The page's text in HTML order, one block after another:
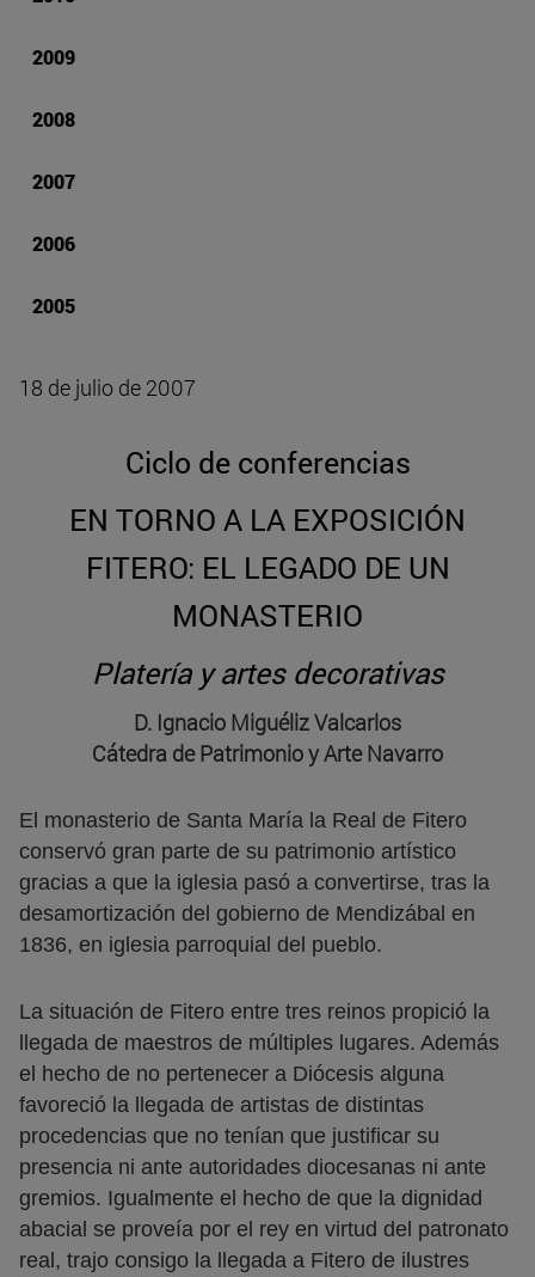
2009
2008
2007
2006
2005
18 de julio de 2007
Ciclo de conferencias
EN TORNO A LA EXPOSICIÓN
FITERO: EL LEGADO DE UN
MONASTERIO
Platería y artes decorativas
D. Ignacio Miguéliz Valcarlos
Cátedra de Patrimonio y Arte Navarro
El monasterio de Santa María la Real de Fitero
conservó gran parte de su patrimonio artístico
gracias a que la iglesia pasó a convertirse, tras la
desamortización del gobierno de Mendizábal en
1836, en iglesia parroquial del pueblo.
La situación de Fitero entre tres reinos propició la
llegada de maestros de múltiples lugares. Además
el hecho de no pertenecer a Diócesis alguna
favoreció la llegada de artistas de distintas
procedencias que no tenían que justificar su
presencia ni ante autoridades diocesanas ni ante
gremios. Igualmente el hecho de que la dignidad
abacial se proveía por el rey en virtud del patronato
real, trajo consigo la llegada a Fitero de ilustres